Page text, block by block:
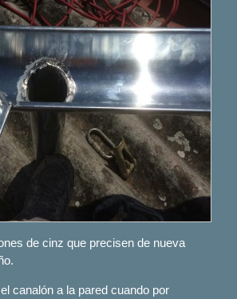
de cinz que precisen de nueva
canalón a la pared cuando por